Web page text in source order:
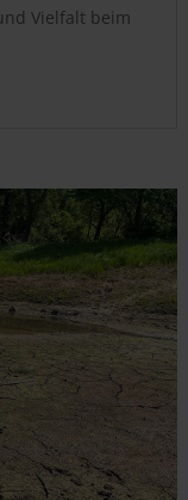
Vielfalt beim